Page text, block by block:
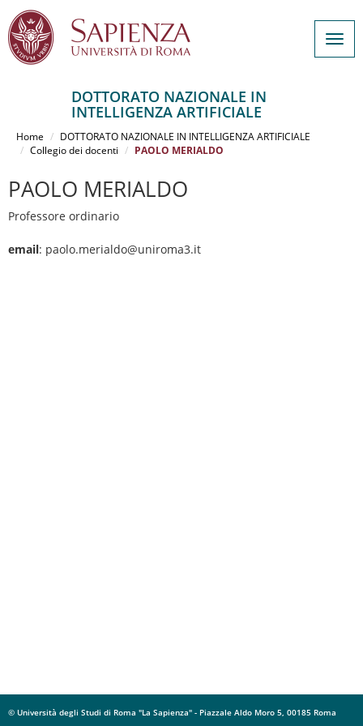
contenuto
DOTTORATO NAZIONALE IN
INTELLIGENZA ARTIFICIALE
Home
DOTTORATO NAZIONALE IN INTELLIGENZA ARTIFICIALE
Collegio dei docenti
PAOLO MERIALDO
PAOLO MERIALDO
Professore ordinario
email: paolo.merialdo@uniroma3.it
© Università degli Studi di Roma "La Sapienza" - Piazzale Aldo Moro 5, 00185 Roma